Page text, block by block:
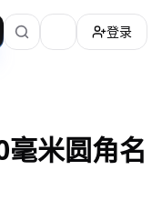
加载主题切换
登录
米圆角名